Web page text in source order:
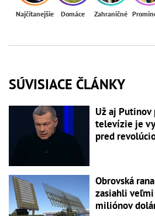
Najčítanejšie Domáce Zahraničné
SÚVISIACE ČLÁNKY
Už aj Putinov
televízie je
pred
Obrovská
zasiahli
miliónov